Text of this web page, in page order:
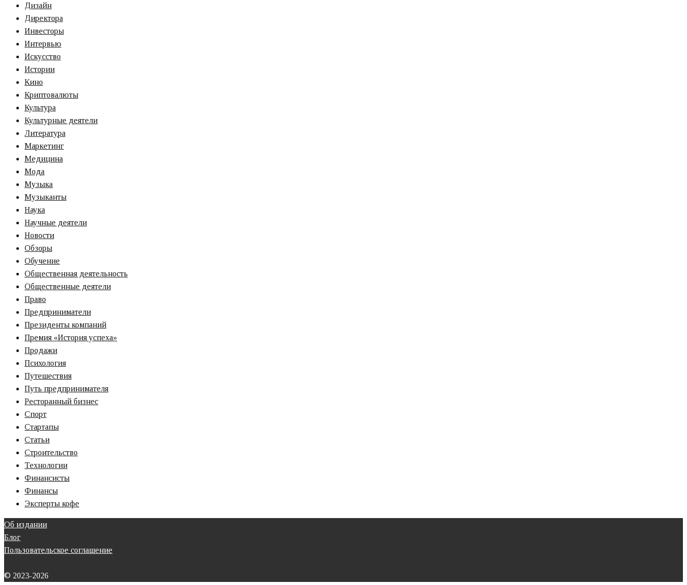
Дизайн
Директора
Инвесторы
Интервью
Искусство
Истории
Кино
Криптовалюты
Культура
Культурные деятели
Литература
Маркетинг
Медицина
Мода
Музыка
Музыканты
Наука
Научные деятели
Новости
Обзоры
Обучение
Общественная деятельность
Общественные деятели
Право
Предприниматели
Президенты компаний
Премия «‎История успеха»‎
Продажи
Психология
Путешествия
Путь предпринимателя
Ресторанный бизнес
Спорт
Стартапы
Статьи
Строительство
Технологии
Финансисты
Финансы
Эксперты кофе
Об издании
Блог
Пользовательское соглашение
© 2023-2026